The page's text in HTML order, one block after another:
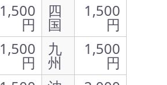
1,500
円
四
国
1,500
円
1,500
円
九
州
1,500
円